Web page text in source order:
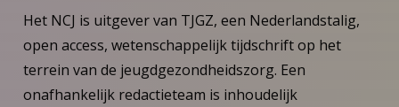
Het NCJ is uitgever van TJGZ, een Nederlandstalig,
open access, wetenschappelijk tijdschrift op het
terrein van de jeugdgezondheidszorg. Een
onafhankelijk redactieteam is inhoudelijk